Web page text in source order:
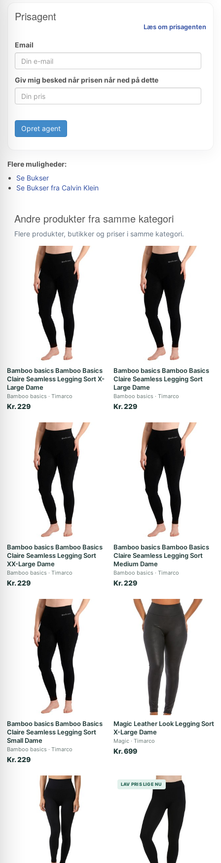
Prisagent
Læs om prisagenten
Email
Giv mig besked når prisen når ned på dette
Opret agent
Flere muligheder:
Se Bukser
Se Bukser fra Calvin Klein
Andre produkter fra samme kategori
Flere produkter, butikker og priser i samme kategori.
Bamboo basics Bamboo Basics
Claire Seamless Legging Sort X-
Large Dame
Bamboo basics Timarco
Kr. 229
Bamboo basics Bamboo Basics
Claire Seamless Legging Sort
Large Dame
Bamboo basics Timarco
Kr. 229
Bamboo basics Bamboo Basics
Claire Seamless Legging Sort
XX-Large Dame
Bamboo basics Timarco
Kr. 229
Bamboo basics Bamboo Basics
Claire Seamless Legging Sort
Medium Dame
Bamboo basics Timarco
Kr. 229
Bamboo basics Bamboo Basics
Claire Seamless Legging Sort
Small Dame
Bamboo basics Timarco
Kr. 229
Magic Leather Look Legging Sort
X-Large Dame
Magic Timarco
Kr. 699
LAV PRIS LIGE NU